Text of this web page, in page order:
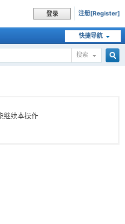
登录 注册[Register]
快捷导航
搜索
继续本操作